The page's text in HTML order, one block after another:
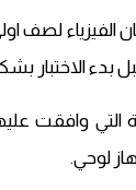
بدء الاختبار
التي وافقت
لوحي.